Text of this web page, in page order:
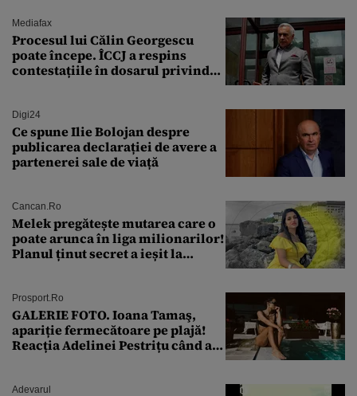
Mediafax
Procesul lui Călin Georgescu
poate începe. ÎCCJ a respins
contestațiile în dosarul privind
Digi24
Ce spune Ilie Bolojan despre
publicarea declarației de avere a
partenerei sale de viață
Cancan.ro
Melek pregătește mutarea care o
poate arunca în liga milionarilor!
Planul ținut secret a ieșit la
Prosport.ro
GALERIE FOTO. Ioana Tamaş,
apariție fermecătoare pe plajă!
Reacția Adelinei Pestrițu când a
Adevarul